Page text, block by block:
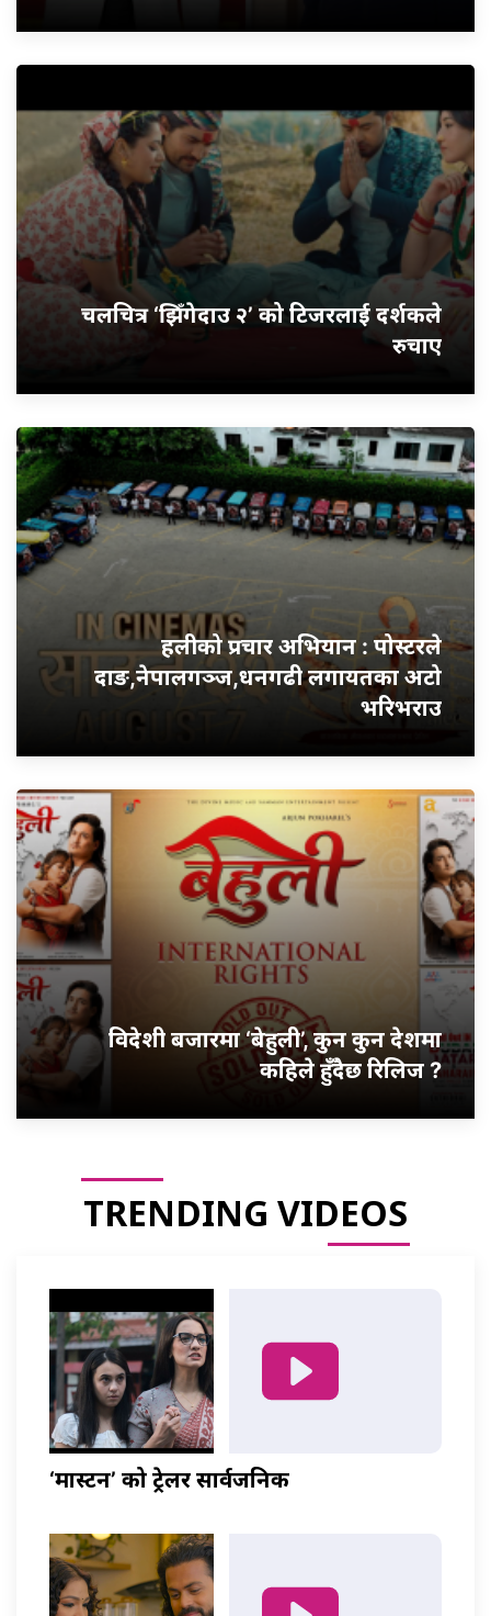
चलचित्र ‘झिँगेदाउ २’ को टिजरलाई दर्शकले
रुचाए
हलीको प्रचार अभियान : पोस्टरले
दाङ,नेपालगञ्ज,धनगढी लगायतका अटो
भरिभराउ
विदेशी बजारमा ‘बेहुली’, कुन कुन देशमा
कहिले हुँदैछ रिलिज ?
TRENDING VIDEOS
‘मास्टर्नी’ को ट्रेलर सार्वजनिक